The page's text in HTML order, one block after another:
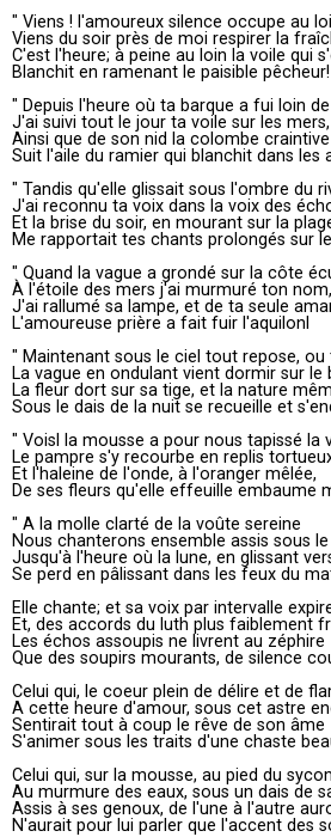
" Viens ! l'amoureux silence occupe au
Viens du soir près de moi respirer la
C'est l'heure; à peine au loin la voile qui
Blanchit en ramenant le paisible pêcheur!
" Depuis l'heure où ta barque a fui loin
J'ai suivi tout le jour ta voile sur les mers,
Ainsi que de son nid la colombe craintive
Suit l'aile du ramier qui blanchit dans les
" Tandis qu'elle glissait sous l'ombre du
J'ai reconnu ta voix dans la voix des
Et la brise du soir, en mourant sur la
Me rapportait tes chants prolongés sur
" Quand la vague a grondé sur la côte
À l'étoile des mers j'ai murmuré ton nom,
J'ai rallumé sa lampe, et de ta seule
L'amoureuse prière a fait fuir l'aquilonl
" Maintenant sous le ciel tout repose, ou
La vague en ondulant vient dormir sur le
La fleur dort sur sa tige, et la nature
Sous le dais de la nuit se recueille et
" Voisl la mousse a pour nous tapissé la
Le pampre s'y recourbe en replis
Et l'haleine de l'onde, à l'oranger mêlée,
De ses fleurs qu'elle effeuille embaume
" A la molle clarté de la voûte sereine
Nous chanterons ensemble assis sous
Jusqu'à l'heure où la lune, en glissant
Se perd en pâlissant dans les feux du
Elle chante; et sa voix par intervalle
Et, des accords du luth plus faiblement
Les échos assoupis ne livrent au zéphire
Que des soupirs mourants, de silence
Celui qui, le coeur plein de délire et de
A cette heure d'amour, sous cet astre
Sentirait tout à coup le rêve de son âme
S'animer sous les traits d'une chaste
Celui qui, sur la mousse, au pied du
Au murmure des eaux, sous un dais de
Assis à ses genoux, de l'une à l'autre
N'aurait pour lui parler que l'accent des